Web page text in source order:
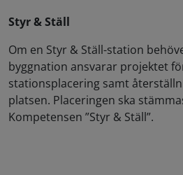
Styr & Ställ
Om en Styr & Ställ-station
byggnation ansvarar projektet
stationsplacering samt
platsen. Placeringen ska
Kompetensen ”Styr & Ställ”.